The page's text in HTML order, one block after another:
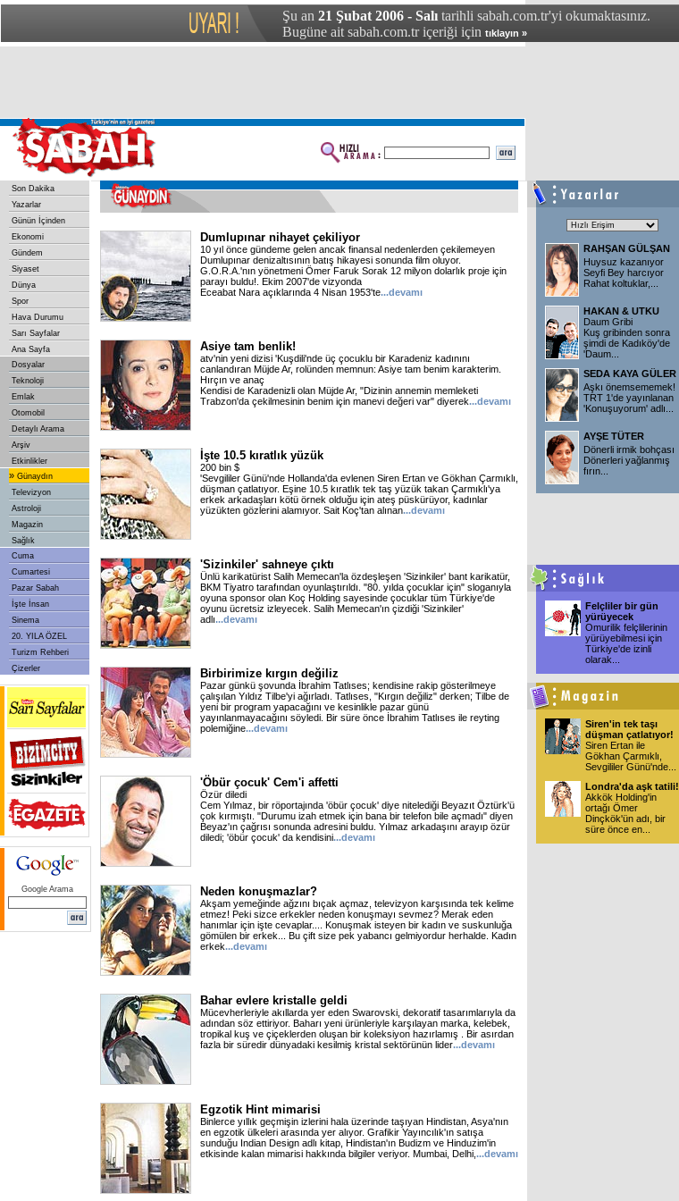
Şu an 21 Şubat 2006 - Salı tarihli sabah.com.tr'yi okumaktasınız.
Bugüne ait sabah.com.tr içeriği için tıklayın »
Son Dakika
Yazarlar
Günün İçinden
Ekonomi
Gündem
Siyaset
Dünya
Spor
Hava Durumu
Sarı Sayfalar
Ana Sayfa
Dosyalar
Teknoloji
Emlak
Otomobil
Detaylı Arama
Arşiv
Etkinlikler
» Günaydın
Televizyon
Astroloji
Magazin
Sağlık
Cuma
Cumartesi
Pazar Sabah
İşte İnsan
Sinema
20. YILA ÖZEL
Turizm Rehberi
Çizerler
Google Arama
Dumlupınar nihayet çekiliyor
10 yıl önce gündeme gelen ancak finansal nedenlerden çekilemeyen
Dumlupınar denizaltısının batış hikayesi sonunda film oluyor.
G.O.R.A.'nın yönetmeni Ömer Faruk Sorak 12 milyon dolarlık proje için
parayı buldu!. Ekim 2007'de vizyonda
Eceabat Nara açıklarında 4 Nisan 1953'te...devamı
Asiye tam benlik!
atv'nin yeni dizisi 'Kuşdili'nde üç çocuklu bir Karadeniz kadınını
canlandıran Müjde Ar, rolünden memnun: Asiye tam benim karakterim.
Hırçın ve anaç
Kendisi de Karadenizli olan Müjde Ar, "Dizinin annemin memleketi
Trabzon'da çekilmesinin benim için manevi değeri var" diyerek...devamı
İşte 10.5 kıratlık yüzük
200 bin $
'Sevgililer Günü'nde Hollanda'da evlenen Siren Ertan ve Gökhan Çarmıklı,
düşman çatlatıyor. Eşine 10.5 kıratlık tek taş yüzük takan Çarmıklı'ya
erkek arkadaşları kötü örnek olduğu için ateş püskürüyor, kadınlar
yüzükten gözlerini alamıyor. Sait Koç'tan alınan...devamı
'Sizinkiler' sahneye çıktı
Ünlü karikatürist Salih Memecan'la özdeşleşen 'Sizinkiler' bant karikatür,
BKM Tiyatro tarafından oyunlaştırıldı. "80. yılda çocuklar için" sloganıyla
oyuna sponsor olan Koç Holding sayesinde çocuklar tüm Türkiye'de
oyunu ücretsiz izleyecek. Salih Memecan'ın çizdiği 'Sizinkiler'
adlı...devamı
Birbirimize kırgın değiliz
Pazar günkü şovunda İbrahim Tatlıses; kendisine rakip gösterilmeye
çalışılan Yıldız Tilbe'yi ağırladı. Tatlıses, "Kırgın değiliz" derken; Tilbe de
yeni bir program yapacağını ve kesinlikle pazar günü
yayınlanmayacağını söyledi. Bir süre önce İbrahim Tatlıses ile reyting
polemiğine...devamı
'Öbür çocuk' Cem'i affetti
Özür diledi
Cem Yılmaz, bir röportajında 'öbür çocuk' diye nitelediği Beyazıt Öztürk'ü
çok kırmıştı. "Durumu izah etmek için bana bir telefon bile açmadı" diyen
Beyaz'ın çağrısı sonunda adresini buldu. Yılmaz arkadaşını arayıp özür
diledi; 'öbür çocuk' da kendisini...devamı
Neden konuşmazlar?
Akşam yemeğinde ağzını bıçak açmaz, televizyon karşısında tek kelime
etmez! Peki sizce erkekler neden konuşmayı sevmez? Merak eden
hanımlar için işte cevaplar.... Konuşmak isteyen bir kadın ve suskunluğa
gömülen bir erkek... Bu çift size pek yabancı gelmiyordur herhalde. Kadın
erkek...devamı
Bahar evlere kristalle geldi
Mücevherleriyle akıllarda yer eden Swarovski, dekoratif tasarımlarıyla da
adından söz ettiriyor. Baharı yeni ürünleriyle karşılayan marka, kelebek,
tropikal kuş ve çiçeklerden oluşan bir koleksiyon hazırlamış . Bir asırdan
fazla bir süredir dünyadaki kesilmiş kristal sektörünün lider...devamı
Egzotik Hint mimarisi
Binlerce yıllık geçmişin izlerini hala üzerinde taşıyan Hindistan, Asya'nın
en egzotik ülkeleri arasında yer alıyor. Grafikir Yayıncılık'ın satışa
sunduğu Indian Design adlı kitap, Hindistan'ın Budizm ve Hinduzim'in
etkisinde kalan mimarisi hakkında bilgiler veriyor. Mumbai, Delhi, ...devamı
RAHŞAN GÜLŞAN
Huysuz kazanıyor
Seyfi Bey harcıyor
Rahat koltuklar,
HAKAN & UTKU
Daum Gribi
Kuş gribinden sonra
şimdi de Kadıköy'de
'Daum
SEDA KAYA GÜLER
Aşkı önemsememek!
TRT 1'de yayınlanan
'Konuşuyorum' adlı
AYŞE TÜTER
Dönerli irmik bohçası
Dönerleri yağlanmış
fırın
Felçliler bir gün
yürüyecek
Omurilik felçlilerinin
yürüyebilmesi için
Türkiye'de izinli
olarak
Siren'in tek taşı
düşman çatlatıyor!
Siren Ertan ile
Gökhan Çarmıklı,
Sevgililer Günü'nde
Londra'da aşk tatili!
Akkök Holding'in
ortağı Ömer
Dinçkök'ün adı, bir
süre önce en